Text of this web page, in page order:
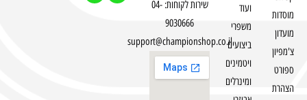
מוסדות
מועדון
צ'מפיון
ספורט
הצהרת
ועוד
משפרי
ביצועים
ויטמינים
ומינרלים
שירות לקוחות: 04-
9030666
support@championshop.co.il